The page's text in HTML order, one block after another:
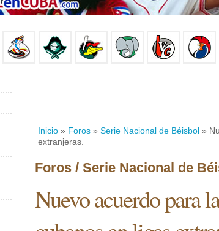
Inicio » Foros » Serie Nacional de Béisbol »
extranjeras.
Foros / Serie Nacional de
Nuevo acuerdo para